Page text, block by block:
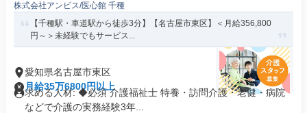
株式会社アンビス/医心館 千種
【千種駅・車道駅から徒歩3分】【名古屋市東区】＜月給356,800
円～＞未経験でもサービス...
愛知県名古屋市東区
月給35万6800円以上
求める人材: ◆必須 介護福祉士 特養・訪問介護・老健・病院
などで介護の実務経験3年...